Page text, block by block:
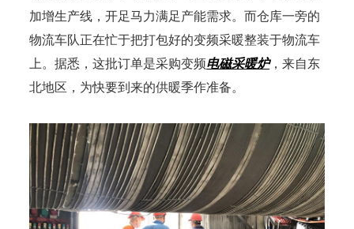
加增生产线，开足马力满足产能需求。而仓库一旁的
物流车队正在忙于把打包好的变频采暖整装于物流车
上。据悉，这批订单是采购变频电磁采暖炉，来自东
北地区，为快要到来的供暖季作准备。